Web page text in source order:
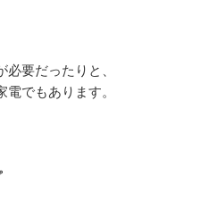
要だったりと、
でもあります。